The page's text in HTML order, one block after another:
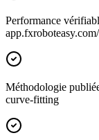
Performance
Méthodologie
curve-fitting